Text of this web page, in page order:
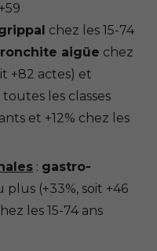
chez les 15-74
aigüe chez
+82 actes) et
toutes les classes
et +12% chez les
: gastro-
plus (+33%, soit +46
les 15-74 ans